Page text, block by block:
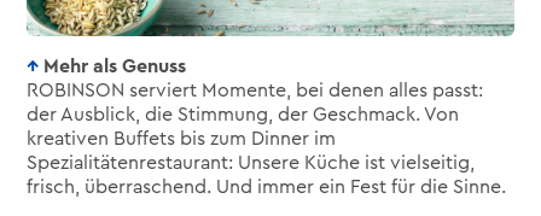
Mehr als Genuss
ROBINSON serviert Momente, bei denen alles passt:
der Ausblick, die Stimmung, der Geschmack. Von
kreativen Buffets bis zum Dinner im
Spezialitätenrestaurant: Unsere Küche ist vielseitig,
frisch, überraschend. Und immer ein Fest für die Sinne.